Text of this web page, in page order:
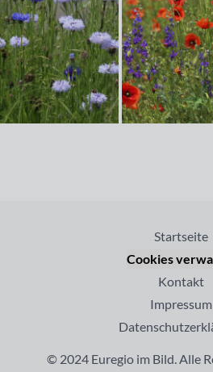
Startseite
Cookies
Kontakt
Impressum
© 2024 Euregio im Bild. Alle